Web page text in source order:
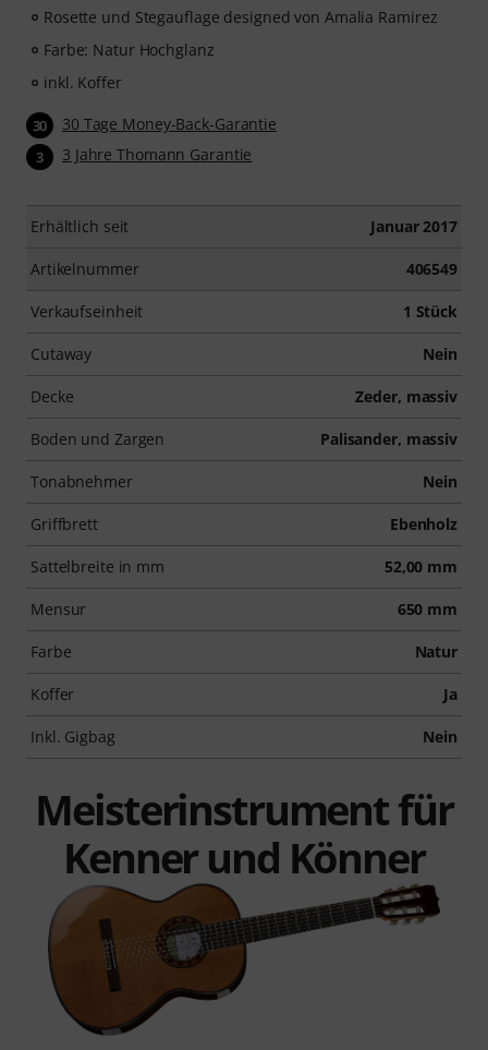
Rosette und Stegauflage designed von Amalia Ramirez
Farbe: Natur Hochglanz
inkl. Koffer
30 30 Tage Money-Back-Garantie
3 3 Jahre Thomann Garantie
Erhältlich seit Januar 2017
Artikelnummer 406549
Verkaufseinheit 1 Stück
Cutaway Nein
Decke Zeder, massiv
Boden und Zargen Palisander, massiv
Tonabnehmer Nein
Griffbrett Ebenholz
Sattelbreite in mm 52,00 mm
Mensur 650 mm
Farbe Natur
Koffer Ja
Inkl. Gigbag Nein
Meisterinstrument für
Kenner und Könner